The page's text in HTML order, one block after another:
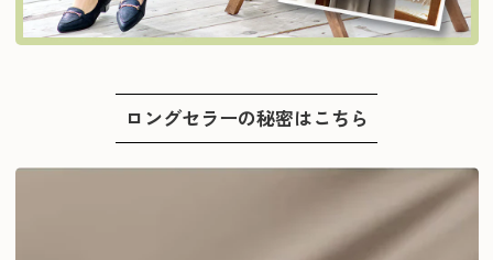
ロングセラーの秘密はこちら